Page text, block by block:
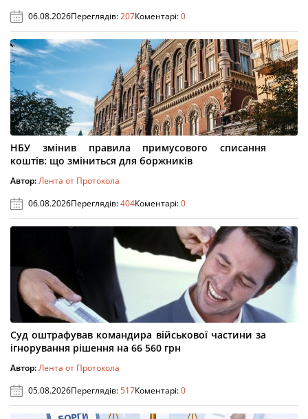
06.08.2026Переглядів:207Коментарі:0
НБУ змінив правила примусового списання
коштів: що зміниться для боржників
Автор:Лента от Протокола
06.08.2026Переглядів:404Коментарі:0
Суд оштрафував командира військової частини за
ігнорування рішення на 66 560 грн
Автор:Лента от Протокола
05.08.2026Переглядів:517Коментарі:0